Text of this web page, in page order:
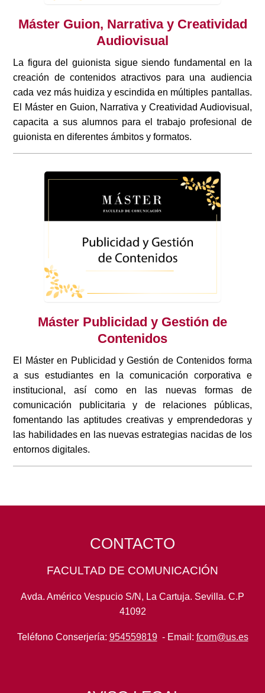
Máster Guion, Narrativa y Creatividad
Audiovisual
La figura del guionista sigue siendo fundamental en la
creación de contenidos atractivos para una audiencia
cada vez más huidiza y escindida en múltiples pantallas.
El Máster en Guion, Narrativa y Creatividad Audiovisual,
capacita a sus alumnos para el trabajo profesional de
guionista en diferentes ámbitos y formatos.
Máster Publicidad y Gestión de
Contenidos
El Máster en Publicidad y Gestión de Contenidos forma
a sus estudiantes en la comunicación corporativa e
institucional, así como en las nuevas formas de
comunicación publicitaria y de relaciones públicas,
fomentando las aptitudes creativas y emprendedoras y
las habilidades en las nuevas estrategias nacidas de los
entornos digitales.
CONTACTO
FACULTAD DE COMUNICACIÓN
Avda. Américo Vespucio S/N, La Cartuja. Sevilla. C.P
41092
Teléfono Conserjería: 954559819- Email: fcom@us.es